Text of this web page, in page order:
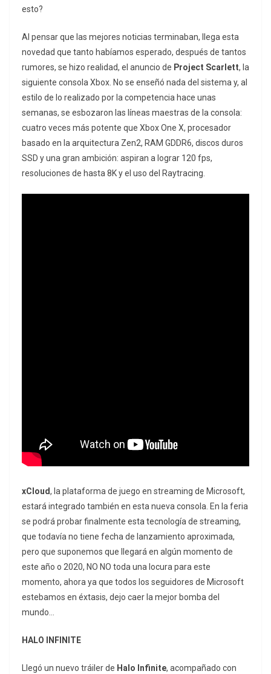
esto?
Al pensar que las mejores noticias terminaban, llega esta
novedad que tanto habíamos esperado, después de tantos
rumores, se hizo realidad, el anuncio de Project Scarlett, la
siguiente consola Xbox. No se enseñó nada del sistema y, al
estilo de lo realizado por la competencia hace unas
semanas, se esbozaron las líneas maestras de la consola:
cuatro veces más potente que Xbox One X, procesador
basado en la arquitectura Zen2, RAM GDDR6, discos duros
SSD y una gran ambición: aspiran a lograr 120 fps,
resoluciones de hasta 8K y el uso del Raytracing.
xCloud, la plataforma de juego en streaming de Microsoft,
estará integrado también en esta nueva consola. En la feria
se podrá probar finalmente esta tecnología de streaming,
que todavía no tiene fecha de lanzamiento aproximada,
pero que suponemos que llegará en algún momento de
este año o 2020, NO NO toda una locura para este
momento, ahora ya que todos los seguidores de Microsoft
estebamos en éxtasis, dejo caer la mejor bomba del
mundo…
HALO INFINITE
Llegó un nuevo tráiler de Halo Infinite, acompañado con